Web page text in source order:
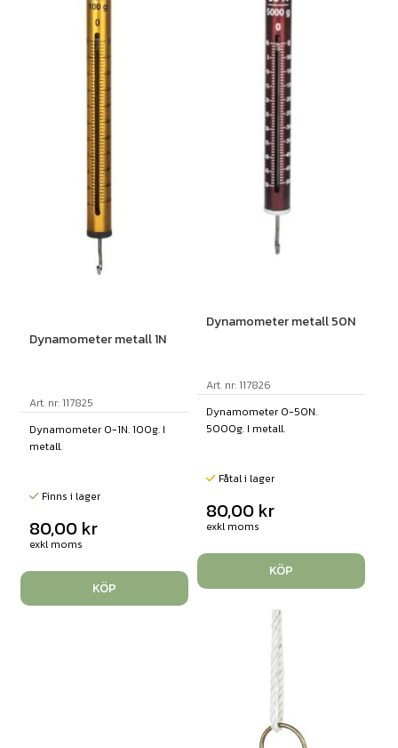
Dynamometer metall 1N
Art. nr: 117825
Dynamometer 0-1N. 100g. I
metall.
Finns i lager
80,00 kr
exkl moms
KÖP
Dynamometer metall 50N
Art. nr: 117826
Dynamometer 0-50N.
5000g. I metall.
Fåtal i lager
80,00 kr
exkl moms
KÖP